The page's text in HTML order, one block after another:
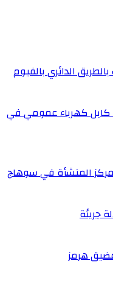
الدائري بالفيوم
كهرباء عمومي في
المنشأة في سوهاج
جريئة